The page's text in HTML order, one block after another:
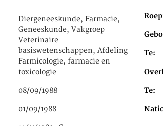
Diergeneeskunde, Farmacie,
Geneeskunde, Vakgroep
Veterinaire
basiswetenschappen, Afdeling
Farmicologie, farmacie en
toxicologie
08/09/1988
01/09/1988
Te
Te